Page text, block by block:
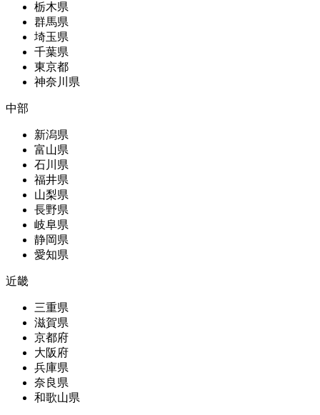
栃木県
群馬県
埼玉県
千葉県
東京都
神奈川県
中部
新潟県
富山県
石川県
福井県
山梨県
長野県
岐阜県
静岡県
愛知県
近畿
三重県
滋賀県
京都府
大阪府
兵庫県
奈良県
和歌山県